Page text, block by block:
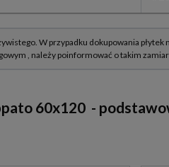
60x120 -